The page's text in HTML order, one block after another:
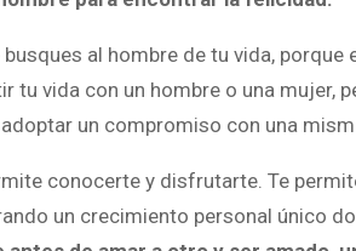
busques al hombre de tu vida,
tu vida con un hombre o una mujer,
un compromiso con una
conocerte y disfrutarte. Te
un crecimiento personal único